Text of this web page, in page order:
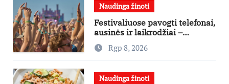
Naudinga žinoti
Festivaliuose pavogti telefonai,
ausinės ir laikrodžiai –
ekspertai primena apie
didžiausias finansines rizikas
Rgp 8, 2026
Naudinga žinoti